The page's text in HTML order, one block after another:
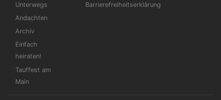
Unterwegs
Andachten
Archiv
Einfach
heiraten!
Tauffest am
Main
Barrierefreiheitserklärung